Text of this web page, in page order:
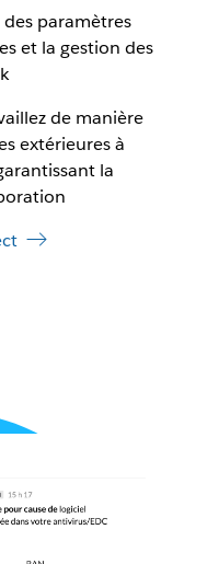
paramètres
et la gestion des
de manière
extérieures à
la